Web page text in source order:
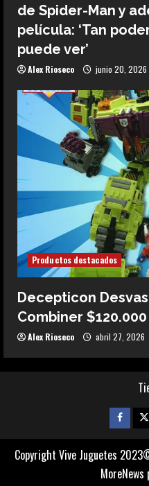
de Spider-Man y
película: ‘Tan
puede ver’
Alex Rioseco junio 20, 2026
Productos destacados
Decepticon
Combiner $120.000
Alex Rioseco abril 27, 2026
Copyright Vive Juguetes
MoreNews